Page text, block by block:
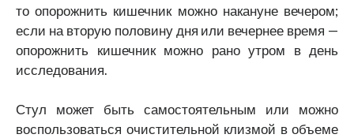
то опорожнить кишечник можно накануне вечером;
если на вторую половину дня или вечернее время —
опорожнить кишечник можно рано утром в день
исследования.
Стул может быть самостоятельным или можно
воспользоваться очистительной клизмой в объеме